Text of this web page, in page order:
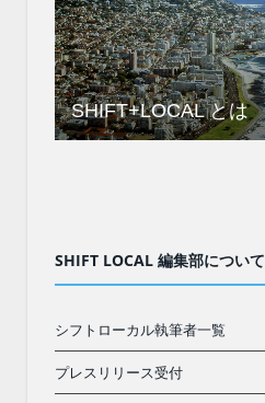
SHIFT+LOCAL とは
SHIFT LOCAL 編集部について
シフトローカル執筆者一覧
プレスリリース受付